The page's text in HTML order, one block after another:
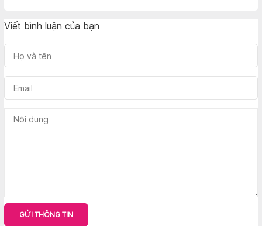
Viết bình luận của bạn
GỬI THÔNG TIN